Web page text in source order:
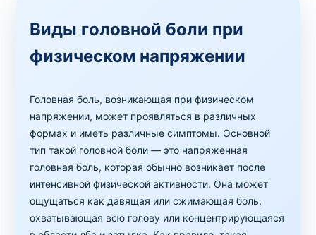
Виды головной боли при
физическом напряжении
Головная боль, возникающая при физическом
напряжении, может проявляться в различных
формах и иметь различные симптомы. Основной
тип такой головной боли — это напряженная
головная боль, которая обычно возникает после
интенсивной физической активности. Она может
ощущаться как давящая или сжимающая боль,
охватывающая всю голову или концентрирующаяся